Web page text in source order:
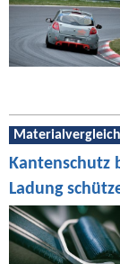
Kantenschutz
Ladung